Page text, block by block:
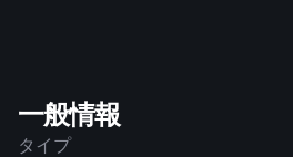
一般情報
タイプ